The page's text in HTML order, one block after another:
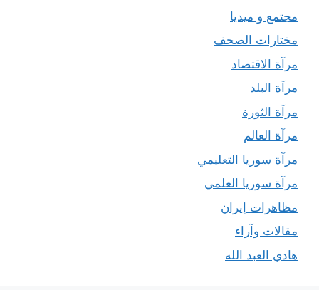
مجتمع و ميديا
مختارات الصحف
مرآة الاقتصاد
مرآة البلد
مرآة الثورة
مرآة العالم
مرآة سوريا التعليمي
مرآة سوريا العلمي
مظاهرات إيران
مقالات وآراء
هادي العبد الله